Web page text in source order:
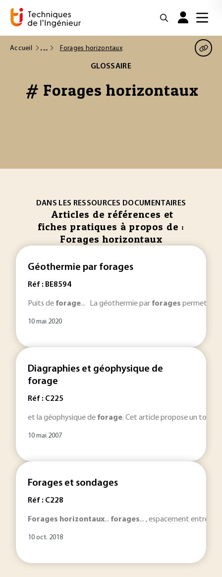
Accueil Forages horizontaux
GLOSSAIRE
# Forages horizontaux
DANS LES RESSOURCES DOCUMENTAIRES
Articles de références et
fiches pratiques à propos de :
Forages horizontaux
Géothermie par forages
Réf : BE8594
Puits de forage... La géothermie par forages permet de
10 mai 2020
Diagraphies et géophysique de
forage
Réf : C225
et la géophysique de forage. Cet article propose un tour
10 mai 2007
Forages et sondages
Réf : C228
Forages horizontaux... forages... , espacement entre
10 oct. 2018